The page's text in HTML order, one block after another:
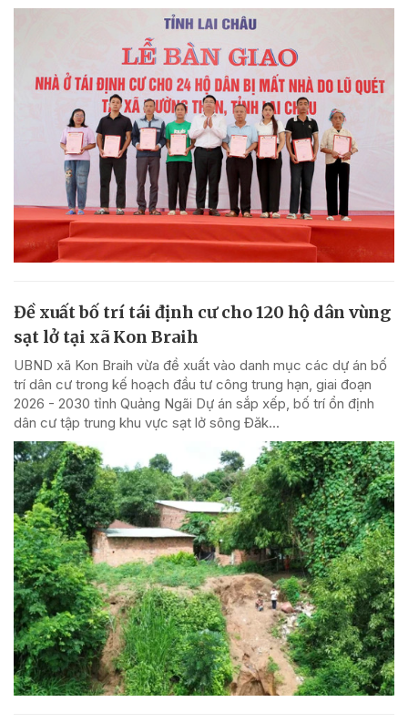
Đề xuất bố trí tái định cư cho 120 hộ dân vùng
sạt lở tại xã Kon Braih
UBND xã Kon Braih vừa đề xuất vào danh mục các dự án bố
trí dân cư trong kế hoạch đầu tư công trung hạn, giai đoạn
2026 - 2030 tỉnh Quảng Ngãi Dự án sắp xếp, bố trí ổn định
dân cư tập trung khu vực sạt lở sông Đăk...